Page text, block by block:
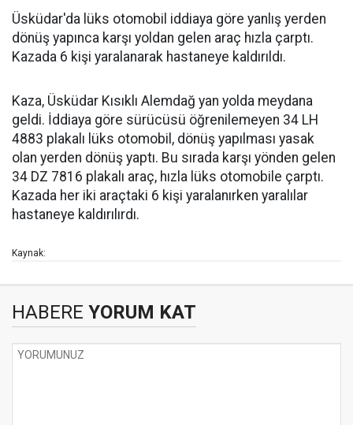
Üsküdar'da lüks otomobil iddiaya göre yanlış yerden
dönüş yapınca karşı yoldan gelen araç hızla çarptı.
Kazada 6 kişi yaralanarak hastaneye kaldırıldı.
Kaza, Üsküdar Kısıklı Alemdağ yan yolda meydana
geldi. İddiaya göre sürücüsü öğrenilemeyen 34 LH
4883 plakalı lüks otomobil, dönüş yapılması yasak
olan yerden dönüş yaptı. Bu sırada karşı yönden gelen
34 DZ 7816 plakalı araç, hızla lüks otomobile çarptı.
Kazada her iki araçtaki 6 kişi yaralanırken yaralılar
hastaneye kaldırılırdı.
Kaynak:
HABERE YORUM KAT